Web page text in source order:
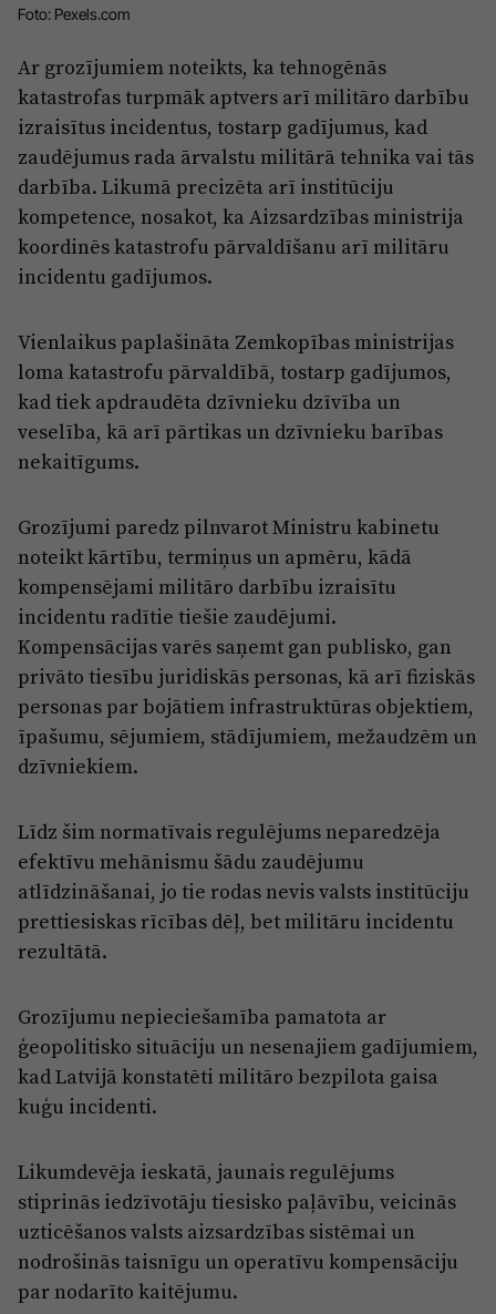
Salaspils
Saulkrasti
Sigulda
Jūrmala
Kodols
Kontakti
Reklāma
Par laikrakstu
Privātuma politika
Lietošanas noteikumi
Pārredzamības paziņojumi
Sludinājumi
Foto: Pexels.com
Ar grozījumiem noteikts, ka tehnogēnās
katastrofas turpmāk aptvers arī militāro darbību
izraisītus incidentus, tostarp gadījumus, kad
zaudējumus rada ārvalstu militārā tehnika vai tās
darbība. Likumā precizēta arī institūciju
kompetence, nosakot, ka Aizsardzības ministrija
koordinēs katastrofu pārvaldīšanu arī militāru
incidentu gadījumos.
Vienlaikus paplašināta Zemkopības ministrijas
loma katastrofu pārvaldībā, tostarp gadījumos,
kad tiek apdraudēta dzīvnieku dzīvība un
veselība, kā arī pārtikas un dzīvnieku barības
nekaitīgums.
Grozījumi paredz pilnvarot Ministru kabinetu
noteikt kārtību, termiņus un apmēru, kādā
kompensējami militāro darbību izraisītu
incidentu radītie tiešie zaudējumi.
Kompensācijas varēs saņemt gan publisko, gan
privāto tiesību juridiskās personas, kā arī fiziskās
personas par bojātiem infrastruktūras objektiem,
īpašumu, sējumiem, stādījumiem, mežaudzēm un
dzīvniekiem.
Līdz šim normatīvais regulējums neparedzēja
efektīvu mehānismu šādu zaudējumu
atlīdzināšanai, jo tie rodas nevis valsts institūciju
prettiesiskas rīcības dēļ, bet militāru incidentu
rezultātā.
Grozījumu nepieciešamība pamatota ar
ģeopolitisko situāciju un nesenajiem gadījumiem,
kad Latvijā konstatēti militāro bezpilota gaisa
kuģu incidenti.
Likumdevēja ieskatā, jaunais regulējums
stiprinās iedzīvotāju tiesisko paļāvību, veicinās
uzticēšanos valsts aizsardzības sistēmai un
nodrošinās taisnīgu un operatīvu kompensāciju
par nodarīto kaitējumu.